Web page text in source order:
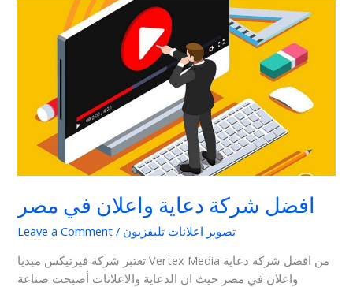
افضل شركة دعاية واعلان في مصر
Leave a Comment / تصوير اعلانات تليفزيون
تعتبر شركة فيرتيكس ميديا Vertex Media من افضل شركة دعاية
واعلان في مصر حيث ان الدعاية والاعلانات أصبحت صناعة